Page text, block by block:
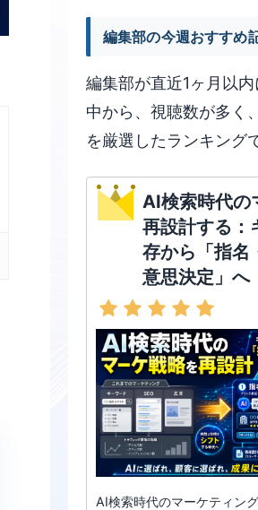
編集部の今週おすすめ
編集部が直近1ヶ月以
中から、視聴数が多く
を厳選したランキング
AI検索時代の
再設計する：
存から「指名
意思決定」へ
AI検索時代のマーケティン